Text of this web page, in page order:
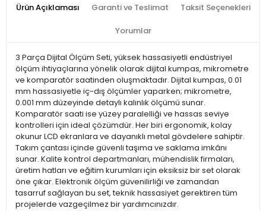
Ürün Açıklaması Garanti ve Teslimat Taksit Seçenekleri
Yorumlar
3 Parça Dijital Ölçüm Seti, yüksek hassasiyetli endüstriyel
ölçüm ihtiyaçlarına yönelik olarak dijital kumpas, mikrometre
ve komparatör saatinden oluşmaktadır. Dijital kumpas, 0.01
mm hassasiyetle iç-dış ölçümler yaparken; mikrometre,
0.001 mm düzeyinde detaylı kalınlık ölçümü sunar.
Komparatör saati ise yüzey paralelliği ve hassas seviye
kontrolleri için ideal çözümdür. Her biri ergonomik, kolay
okunur LCD ekranlara ve dayanıklı metal gövdelere sahiptir.
Takım çantası içinde güvenli taşıma ve saklama imkânı
sunar. Kalite kontrol departmanları, mühendislik firmaları,
üretim hatları ve eğitim kurumları için eksiksiz bir set olarak
öne çıkar. Elektronik ölçüm güvenilirliği ve zamandan
tasarruf sağlayan bu set, teknik hassasiyet gerektiren tüm
projelerde vazgeçilmez bir yardımcınızdır.